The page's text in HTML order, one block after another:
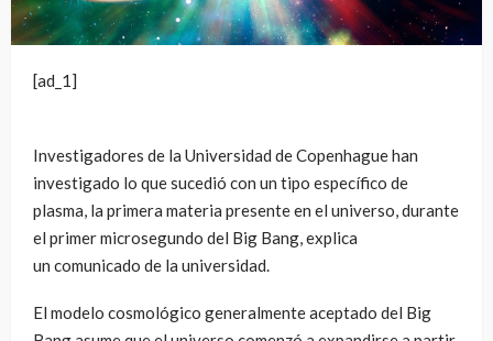
[ad_1]
Investigadores de la Universidad de Copenhague han
investigado lo que sucedió con un tipo específico de
plasma, la primera materia presente en el universo, durante
el primer microsegundo del Big Bang, explica
un comunicado de la universidad.
El modelo cosmológico generalmente aceptado del Big